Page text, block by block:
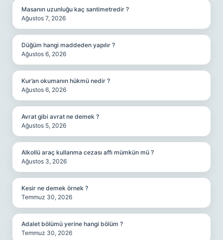
Masanın uzunluğu kaç santimetredir ?
Ağustos 7, 2026
Düğüm hangi maddeden yapılır ?
Ağustos 6, 2026
Kur’an okumanın hükmü nedir ?
Ağustos 6, 2026
Avrat gibi avrat ne demek ?
Ağustos 5, 2026
Alkollü araç kullanma cezası affı mümkün mü ?
Ağustos 3, 2026
Kesir ne demek örnek ?
Temmuz 30, 2026
Adalet bölümü yerine hangi bölüm ?
Temmuz 30, 2026